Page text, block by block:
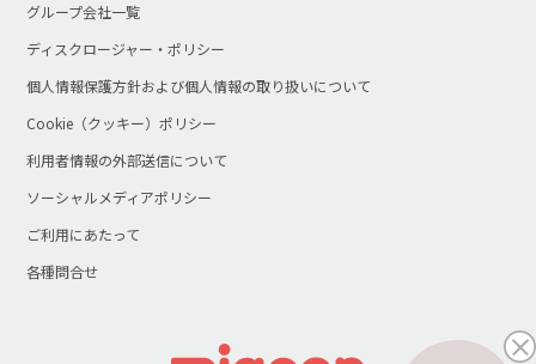
グループ会社一覧
ディスクロージャー・ポリシー
個人情報保護方針および個人情報の取り扱いについて
Cookie（クッキー）ポリシー
利用者情報の外部送信について
ソーシャルメディアポリシー
ご利用にあたって
各種問合せ